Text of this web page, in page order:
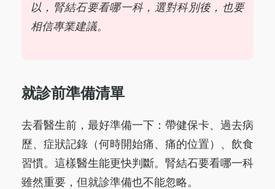
以，腎結石要看哪一科，選對科別後，也要
相信專業建議。
就診前準備清單
去看醫生前，最好準備一下：帶健保卡、過去病
歷、症狀記錄（何時開始痛、痛的位置）、飲食
習慣。這樣醫生能更快判斷。腎結石要看哪一科
雖然重要，但就診準備也不能忽略。